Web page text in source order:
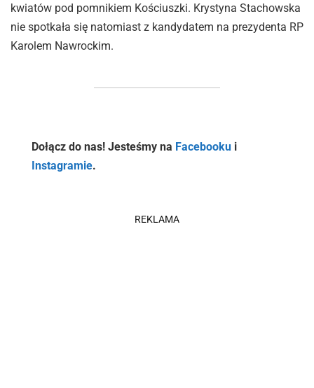
kwiatów pod pomnikiem Kościuszki. Krystyna Stachowska
nie spotkała się natomiast z kandydatem na prezydenta RP
Karolem Nawrockim.
Dołącz do nas! Jesteśmy na Facebooku i
Instagramie.
REKLAMA